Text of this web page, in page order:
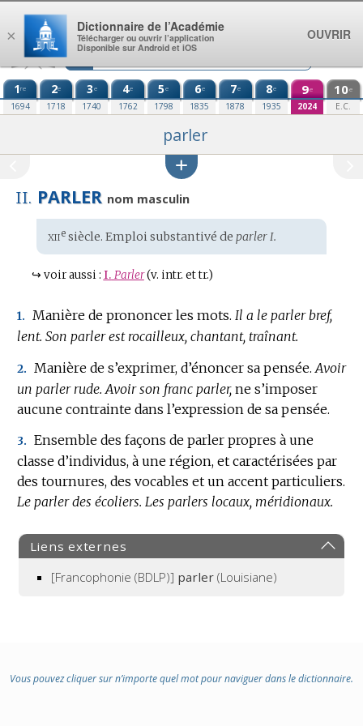
Aller au contenu
1re
1694
2e
1718
3e
1740
4e
1762
5e
1798
6e
1835
7e
1878
8e
1935
9e
2024
10e
E.C.
parler
II. PARLER nom masculin
Étymologie
:
xiiesiècle. Emploi substantivé de parler I.
↪ voir aussi : I. Parler (v. intr. et tr.)
1. Manière de prononcer les mots. Il a le parler bref,
lent. Son parler est rocailleux, chantant, traînant.
2. Manière de s’exprimer, d’énoncer sa pensée. Avoir
un parler rude. Avoir son franc parler, ne s’imposer
aucune contrainte dans l’expression de sa pensée.
3. Ensemble des façons de parler propres à une
classe d’individus, à une région, et caractérisées par
des tournures, des vocables et un accent particuliers.
Le parler des écoliers. Les parlers locaux, méridionaux.
Liens externes
[Francophonie (BDLP)] parler (Louisiane)
Vous pouvez cliquer sur n’importe quel mot pour naviguer dans le dictionnaire.
×
Dictionnaire de l’Académie
Télécharger ou ouvrir l’application
Disponible sur Android et iOS
OUVRIR